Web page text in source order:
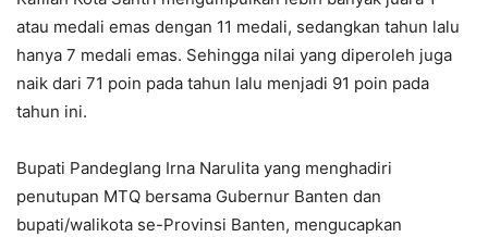
atau medali emas dengan 11 medali, sedangkan tahun lalu
hanya 7 medali emas. Sehingga nilai yang diperoleh juga
naik dari 71 poin pada tahun lalu menjadi 91 poin pada
tahun ini.
Bupati Pandeglang Irna Narulita yang menghadiri
penutupan MTQ bersama Gubernur Banten dan
bupati/walikota se-Provinsi Banten, mengucapkan